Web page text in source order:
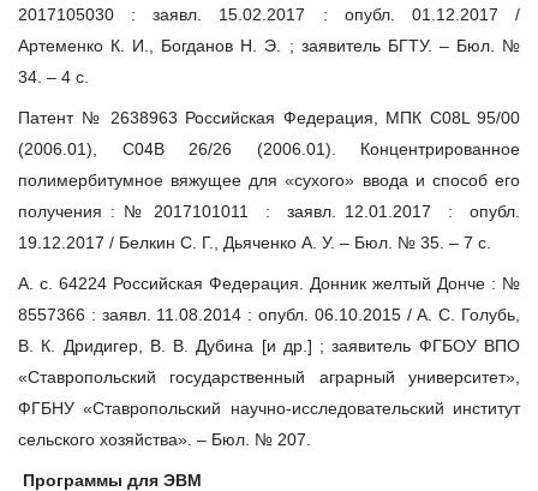
2017105030 : заявл. 15.02.2017 : опубл. 01.12.2017 /
Артеменко К. И., Богданов Н. Э. ; заявитель БГТУ. – Бюл. №
34. – 4 с.
Патент № 2638963 Российская Федерация, МПК C08L 95/00
(2006.01), C04B 26/26 (2006.01). Концентрированное
полимербитумное вяжущее для «сухого» ввода и способ его
получения : № 2017101011 : заявл. 12.01.2017 : опубл.
19.12.2017 / Белкин С. Г., Дьяченко А. У. – Бюл. № 35. – 7 с.
А. с. 64224 Российская Федерация. Донник желтый Донче : №
8557366 : заявл. 11.08.2014 : опубл. 06.10.2015 / А. С. Голубь,
В. К. Дридигер, В. В. Дубина [и др.] ; заявитель ФГБОУ ВПО
«Ставропольский государственный аграрный университет»,
ФГБНУ «Ставропольский научно-исследовательский институт
сельского хозяйства». – Бюл. № 207.
Программы для ЭВМ